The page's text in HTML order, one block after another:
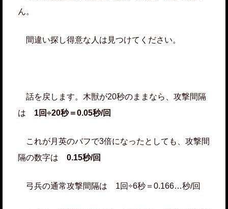
ん。
間違い探し得意な人は見つけてください。
話を戻します。木獣が20秒のままなら、攻撃間隔
は 1回÷20秒＝0.05秒/回
これが月英のバフで3倍になったとしても、攻撃間
隔の数字は 0.15秒/回
弓兵の通常攻撃間隔は 1回÷6秒＝0.166…秒/回